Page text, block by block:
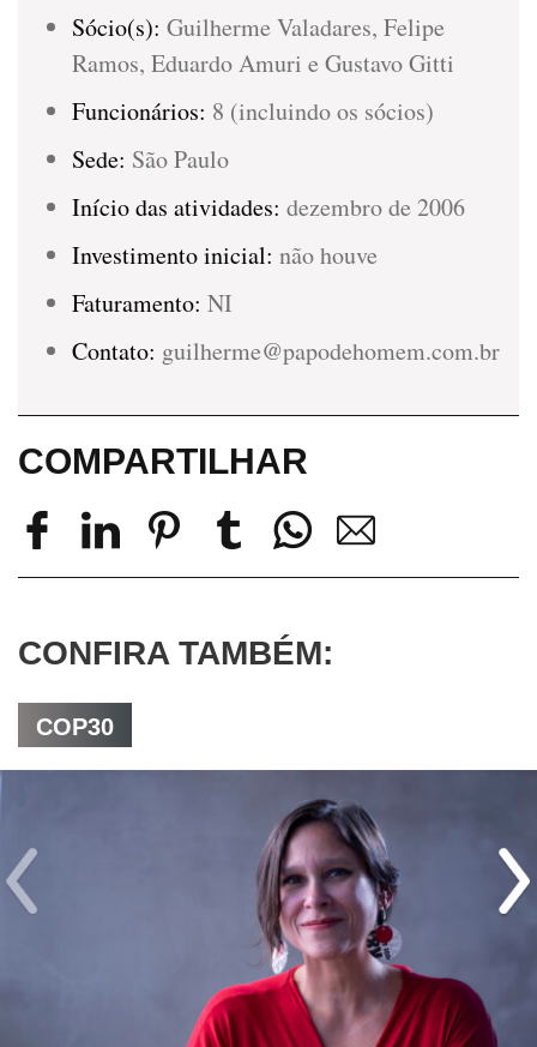
Sócio(s): Guilherme Valadares, Felipe
Ramos, Eduardo Amuri e Gustavo Gitti
Funcionários: 8 (incluindo os sócios)
Sede: São Paulo
Início das atividades: dezembro de 2006
Investimento inicial: não houve
Faturamento: NI
Contato: guilherme@papodehomem.com.br
COMPARTILHAR
CONFIRA TAMBÉM:
COP30